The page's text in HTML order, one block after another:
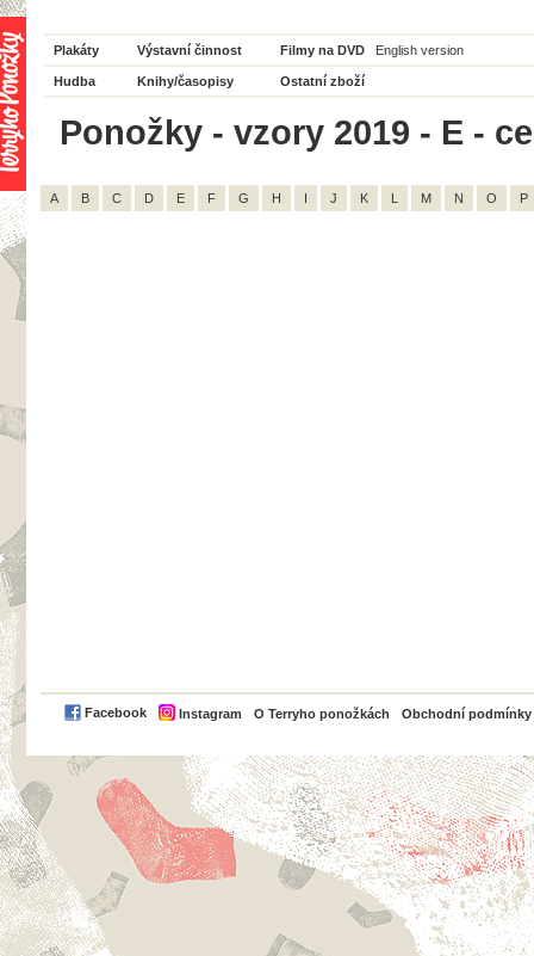
Plakáty Výstavní činnost Filmy na DVD English version
Hudba Knihy/časopisy Ostatní zboží
Ponožky - vzory 2019 - E -
A B C D E F G H I J K L M N O P
Facebook Instagram O Terryho ponožkách Obchodní podmínky
PayPal